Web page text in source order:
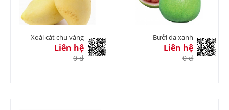
Xoài cát chu vàng
Liên hệ
0 đ
Bưởi da xanh
Liên hệ
0 đ